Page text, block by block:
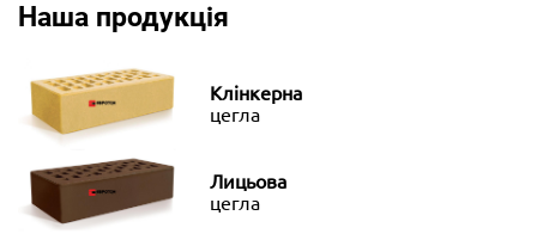
Наша продукція
Клінкерна
цегла
Лицьова
цегла